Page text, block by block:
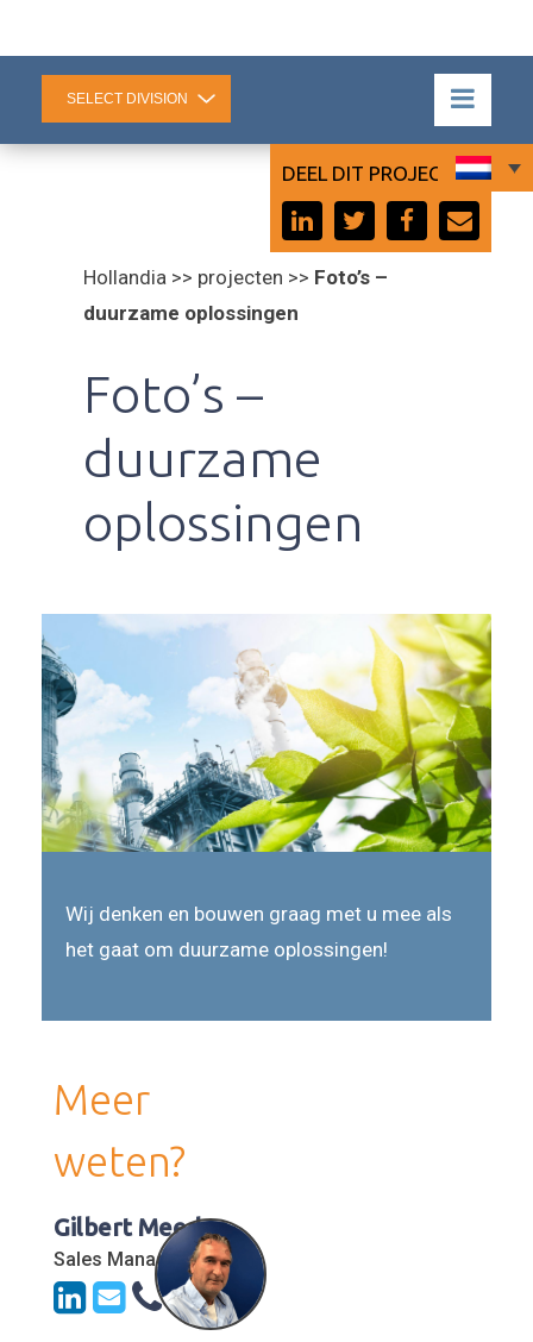
Hollandia >> projecten >> Foto’s –
duurzame oplossingen
DEEL DIT PROJECT:
Foto’s –
duurzame
oplossingen
Wij denken en bouwen graag met u mee als
het gaat om duurzame oplossingen!
Meer
weten?
Gilbert Meeder
Sales Manager